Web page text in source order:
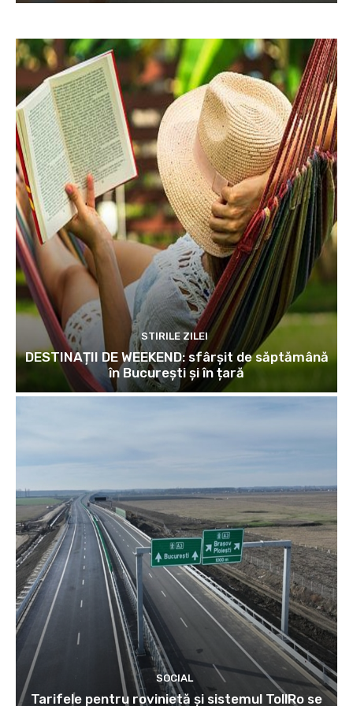
STIRILE ZILEI
DESTINAȚII DE WEEKEND: sfârșit de săptămână
în București și în țară
SOCIAL
Tarifele pentru rovinietă și sistemul TollRo se